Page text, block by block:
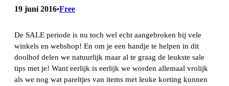
19 juni 2016•Free
De SALE periode is nu toch wel echt aangebroken bij vele
winkels en webshop! En om je een handje te helpen in dit
doolhof delen we natuurlijk maar al te graag de leukste sale
tips met je! Want eerlijk is eerlijk we worden allemaal vrolijk
als we nog wat pareltjes van items met leuke korting kunnen